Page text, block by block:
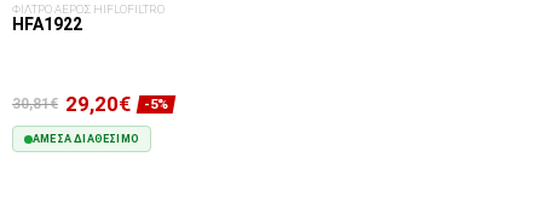
ΦΙΛΤΡΟ ΑΕΡΟΣ HIFLOFILTRO
HFA1922
30,81€ 29,20€ -5%
ΆΜΕΣΑ ΔΙΑΘΈΣΙΜΟ